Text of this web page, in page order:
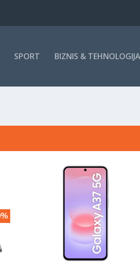
SPORT BIZNIS & TEHNOLOGIJA